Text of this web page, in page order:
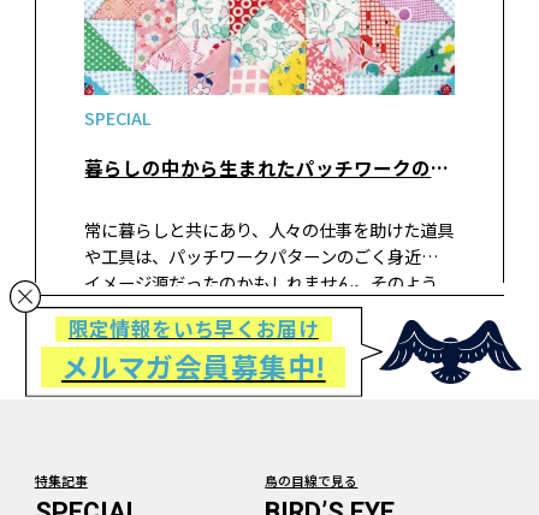
SPECIAL
暮らしの中から生まれたパッチワークのパターン③道具や仕事のパターン
常に暮らしと共にあり、人々の仕事を助けた道具
や工具は、パッチワークパターンのごく身近な
イメージ源だったのかもしれません。そのよう
に暮らしに根付いた道具をモチーフにしたパタ
ーンは、実にさまざまなバリエーションが存在
します。
限定情報をいち早くお届け
メルマガ会員募集中!
特集記事 鳥の目線で見る